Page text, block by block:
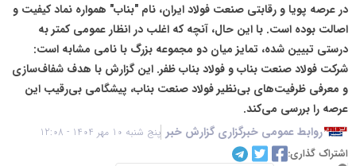
در عرصه پویا و رقابتی صنعت فولاد ایران، نام "بناب" همواره نماد کیفیت و
اصالت بوده است. با این حال، آنچه که اغلب در انظار عمومی کمتر به
درستی تبیین شده، تمایز میان دو مجموعه بزرگ با نامی مشابه است:
شرکت فولاد صنعت بناب و فولاد بناب ظفر. این گزارش با هدف شفاف‌سازی
و معرفی ظرفیت‌های بی‌نظیر فولاد صنعت بناب، پیشگامی بی‌رقیب این
عرصه را بررسی می‌کند.
روابط عمومی خبرگزاری گزارش خبر پنج شنبه 10 مهر 1404 - 12:08
اشتراک گذاری: